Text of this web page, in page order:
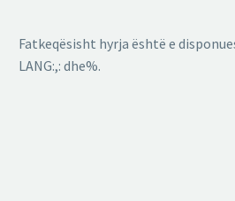
Fatkeqësisht hyrja është e
LANG:,: dhe%.